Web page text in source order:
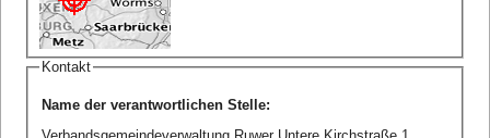
Kontakt
Name der verantwortlichen Stelle: